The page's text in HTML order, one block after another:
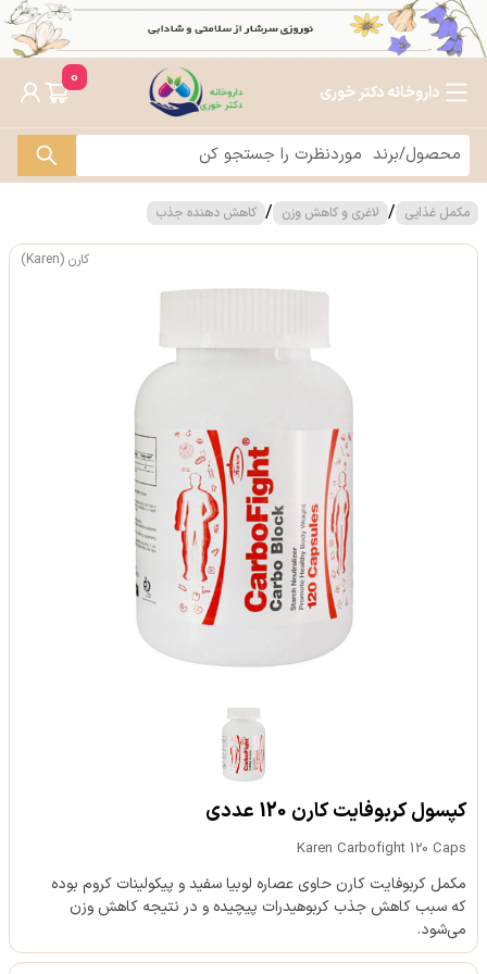
داروخانه دکتر خوری
0
مکمل غذایی / لاغری و کاهش وزن / کاهش دهنده جذب
کارن (Karen)
کپسول کربوفایت کارن 120 عددی
Karen Carbofight 120 Caps
مکمل کربوفایت کارن حاوی عصاره لوبیا سفید و پیکولینات کروم بوده
که سبب کاهش جذب کربوهیدرات پیچیده و در نتیجه کاهش وزن
می‌شود.